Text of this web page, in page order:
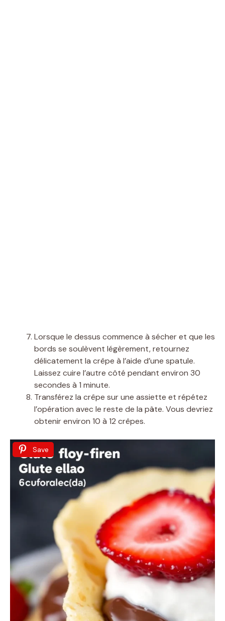
Lorsque le dessus commence à sécher et que les
bords se soulèvent légèrement, retournez
délicatement la crêpe à l’aide d’une spatule.
Laissez cuire l’autre côté pendant environ 30
secondes à 1 minute.
Transférez la crêpe sur une assiette et répétez
l’opération avec le reste de la pâte. Vous devriez
obtenir environ 10 à 12 crêpes.
Save